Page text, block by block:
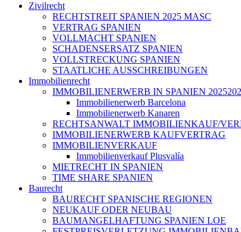
Zivilrecht
RECHTSTREIT SPANIEN 2025 MASC
VERTRAG SPANIEN
VOLLMACHT SPANIEN
SCHADENSERSATZ SPANIEN
VOLLSTRECKUNG SPANIEN
STAATLICHE AUSSCHREIBUNGEN
Immobilienrecht
IMMOBILIENERWERB IN SPANIEN
Immobilienerwerb Barcelona
Immobilienerwerb Kanaren
RECHTSANWALT IMMOBILIENKAUF/
IMMOBILIENERWERB KAUFVERTRAG
IMMOBILIENVERKAUF
Immobilienverkauf Plusvalía
MIETRECHT IN SPANIEN
TIME SHARE SPANIEN
Baurecht
BAURECHT SPANISCHE REGIONEN
NEUKAUF ODER NEUBAU
BAUMANGELHAFTUNG SPANIEN LOE